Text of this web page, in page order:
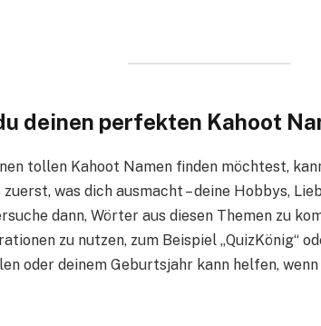
deinen perfekten Kahoot
tollen Kahoot Namen finden möchtest,
was dich ausmacht – deine Hobbys,
dann, Wörter aus diesen Themen zu
zu nutzen, zum Beispiel „QuizKönig“
oder deinem Geburtsjahr kann helfen,